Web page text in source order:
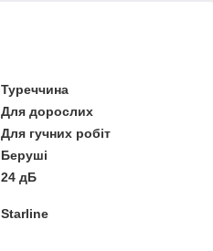
Туреччина
Для дорослих
Для гучних робіт
Беруші
24 дБ
Starline